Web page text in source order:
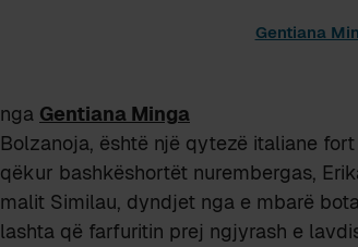
Gentiana
nga Gentiana Minga
Bolzanoja, është një qytezë italiane
qëkur bashkëshortët nurembergas,
malit Similau, dyndjet nga e mbarë
lashta që farfuritin prej ngjyrash e